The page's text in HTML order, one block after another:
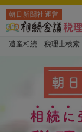
朝日新聞社運営
遺産相続 税理士検索